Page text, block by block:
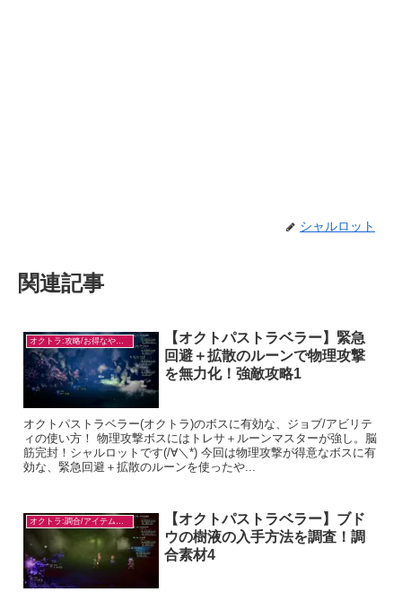
シャルロット
関連記事
オクトラ:攻略/お得なやり方
【オクトパストラベラー】緊急
回避＋拡散のルーンで物理攻撃
を無力化！強敵攻略1
オクトパストラベラー(オクトラ)のボスに有効な、ジョブ/アビリテ
ィの使い方！ 物理攻撃ボスにはトレサ＋ルーンマスターが強し。脳
筋完封！シャルロットです(/∀＼*) 今回は物理攻撃が得意なボスに有
効な、緊急回避＋拡散のルーンを使ったや...
オクトラ:調合/アイテム入手
【オクトパストラベラー】ブド
ウの樹液の入手方法を調査！調
合素材4